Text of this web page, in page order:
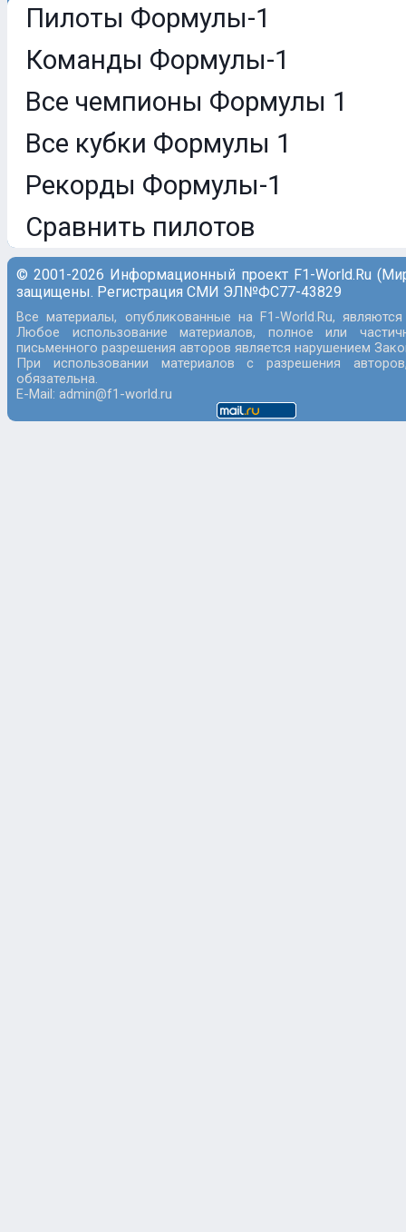
Пилоты Формулы-1
Команды Формулы-1
Все чемпионы Формулы 1
Все кубки Формулы 1
Рекорды Формулы-1
Сравнить пилотов
© 2001-2026 Информационный проект F1-World.Ru
защищены. Регистрация СМИ ЭЛ№ФС77-43829
Все материалы, опубликованные на F1-World.Ru,
Любое использование материалов, полное или
письменного разрешения авторов является нарушением
При использовании материалов с разрешения
обязательна.
E-Mail: admin@f1-world.ru